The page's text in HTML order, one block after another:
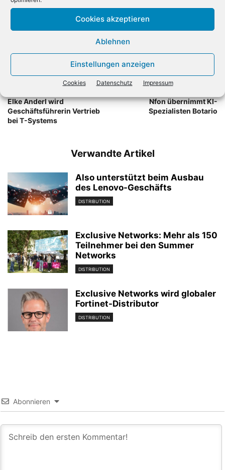
Cookies akzeptieren
Ablehnen
Einstellungen anzeigen
Cookies Datenschutz Impressum
Elke Anderl wird
Geschäftsführerin Vertrieb
bei T-Systems
Nächster Artikel
Nfon übernimmt KI-
Spezialisten Botario
Verwandte Artikel
Also unterstützt beim Ausbau
des Lenovo-Geschäfts
DISTRIBUTION
Exclusive Networks: Mehr als 150
Teilnehmer bei den Summer
Networks
DISTRIBUTION
Exclusive Networks wird globaler
Fortinet-Distributor
DISTRIBUTION
Abonnieren